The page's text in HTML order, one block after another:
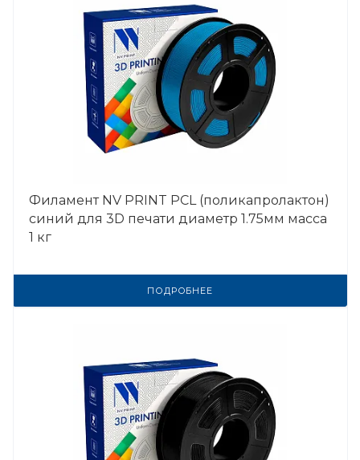
Филамент NV PRINT PCL (поликапролактон)
синий для 3D печати диаметр 1.75мм масса
1 кг
ПОДРОБНЕЕ